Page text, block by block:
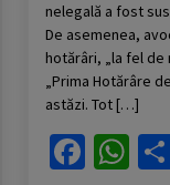
nelegală a fost
De asemenea,
hotărâri, „la fel de
„Prima Hotărâre
astăzi. Tot […]